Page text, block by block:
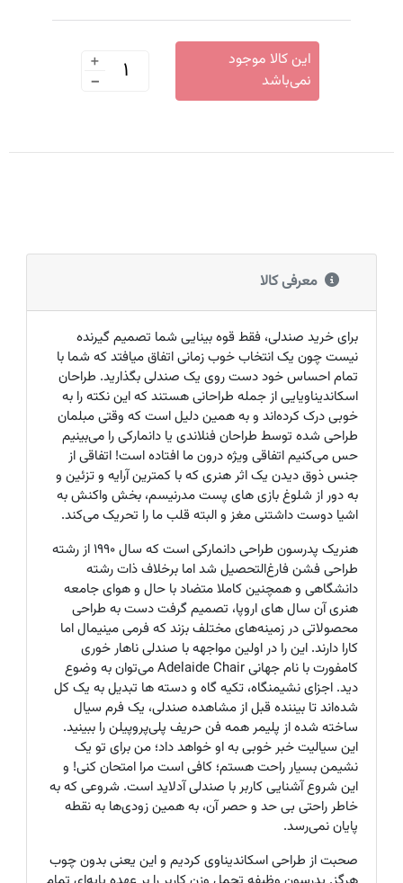
+
-
این کالا موجود
نمی‌باشد
معرفی کالا
برای خرید صندلی، فقط قوه بینایی شما تصمیم گیرنده
نیست چون یک انتخاب خوب زمانی اتفاق میافتد که شما با
تمام احساس خود دست روی یک صندلی بگذارید. طراحان
اسکاندیناویایی از جمله طراحانی هستند که این نکته را به
خوبی درک کرده‌اند و به همین دلیل است که وقتی مبلمان
طراحی شده توسط طراحان فنلاندی یا دانمارکی را می‌بینیم
حس می‌کنیم اتفاقی ویژه درون ما افتاده است! اتفاقی از
جنس ذوق دیدن یک اثر هنری که با کمترین آرایه و تزئین و
به دور از شلوغ بازی های پست مدرنیسم، بخش واکنش به
اشیا دوست داشتنی مغز و البته قلب ما را تحریک می‌کند.
هنریک پدرسون طراحی دانمارکی است که سال 1990 از رشته
طراحی فشن فارغ‌التحصیل شد اما برخلاف ذات رشته
دانشگاهی و همچنین کاملا متضاد با حال و هوای جامعه
هنری آن سال های اروپا، تصمیم گرفت دست به طراحی
محصولاتی در زمینه‌های مختلف بزند که فرمی مینیمال اما
کارا دارند. این را در اولین مواجهه با صندلی ناهار خوری
کامفورت با نام جهانیAdelaide Chairمی‌توان به وضوع
دید. اجزای نشیمنگاه، تکیه گاه و دسته ها تبدیل به یک کل
شده‌اند تا بیننده قبل از مشاهده صندلی، یک فرم سیال
ساخته شده از پلیمر همه فن حریف پلی‌پروپیلن را ببینید.
این سیالیت خبر خوبی به او خواهد داد؛ من برای تو یک
نشیمن بسیار راحت هستم؛ کافی است مرا امتحان کنی! و
این شروع آشنایی کاربر با صندلی آدلاید است. شروعی که به
خاطر راحتی بی حد و حصر آن، به همین زودی‌ها به نقطه
پایان نمی‌رسد.
صحبت از طراحی اسکاندیناوی کردیم و این یعنی بدون چوب